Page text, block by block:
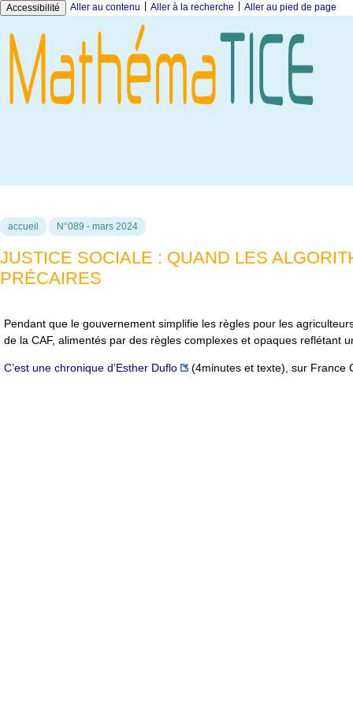
Accessibilité Aller au contenu Aller à la recherche Aller au pied de page
accueil N°089 - mars 2024
JUSTICE SOCIALE : QUAND LES
PRÉCAIRES
Pendant que le gouvernement simplifie les règles pour les
de la CAF, alimentés par des règles complexes et opaques reflétant
C’est une chronique d’Esther Duflo (4minutes et texte), sur France